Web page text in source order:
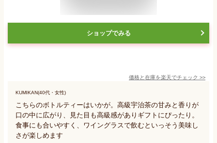
ショップでみる
価格と在庫を楽天でチェック >>
KUMIKAN(40代・女性)
こちらのボトルティーはいかが。高級宇治茶の甘みと香りが
口の中に広がり、見た目も高級感がありギフトにぴったり。
食事にも合いやすく、ワイングラスで飲むといっそう美味し
さが楽しめます